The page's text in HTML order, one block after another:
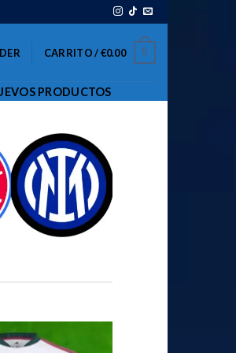
CARRITO /€0.00 0
PRODUCTOS